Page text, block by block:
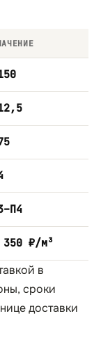
350 ₽/м³
в
сроки
доставки